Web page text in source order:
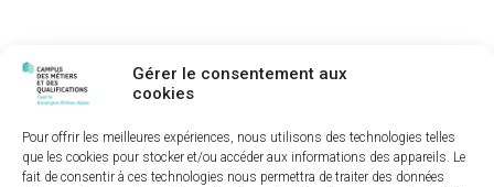
Gérer le consentement aux
cookies
Pour offrir les meilleures expériences, nous utilisons des technologies telles
que les cookies pour stocker et/ou accéder aux informations des appareils. Le
fait de consentir à ces technologies nous permettra de traiter des données